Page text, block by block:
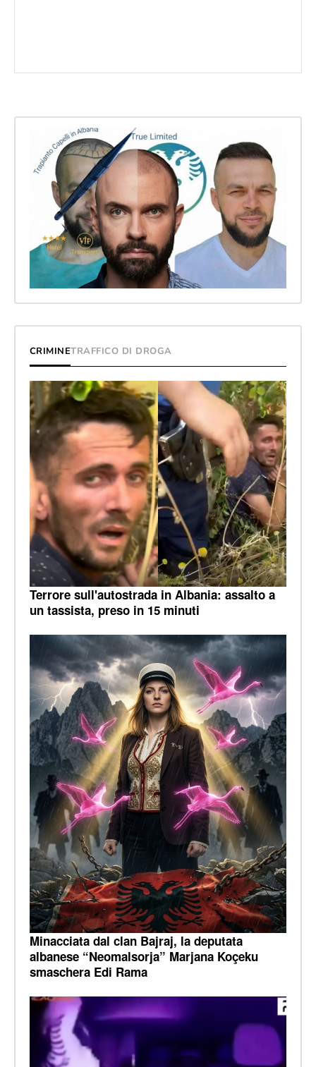
CRIMINETRAFFICO DI DROGA
Terrore sull'autostrada in Albania: assalto a
un tassista, preso in 15 minuti
Minacciata dal clan Bajraj, la deputata
albanese “Neomalsorja” Marjana Koçeku
smaschera Edi Rama